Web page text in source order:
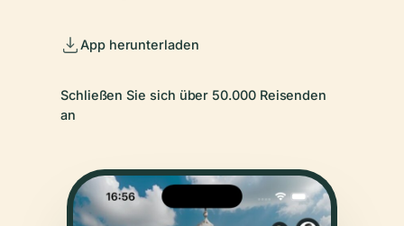
App herunterladen
Schließen Sie sich über 50.000 Reisenden
an